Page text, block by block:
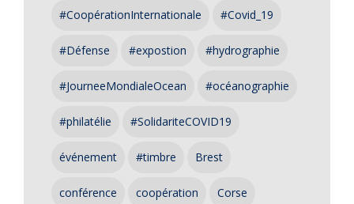
#CoopérationInternationale #Covid_19
#Défense #expostion #hydrographie
#JourneeMondialeOcean #océanographie
#philatélie #SolidariteCOVID19
événement #timbre Brest
conférence coopération Corse